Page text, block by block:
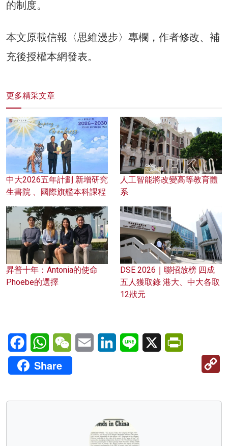
的制度。
本文原載信報〈思維漫步〉專欄，作者修改、補
充後授權本網發表。
更多精采文章
中大2026五年計劃 新增研究
生書院 、國際旗艦本科課程
人工智能將改變高等教育體
系
昇普十年：Antonia的使命
Phoebe的選擇
DSE 2026｜聯招放榜 四成
五人獲取錄 港大、中大各取
12狀元
FacebookWhatsAppWeChatEmail LinkedInLine X
Share